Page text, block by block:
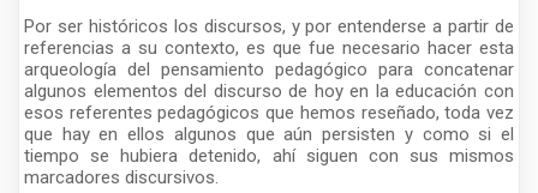
Por ser históricos los discursos, y por entenderse a partir de
referencias a su contexto, es que fue necesario hacer esta
arqueología del pensamiento pedagógico para concatenar
algunos elementos del discurso de hoy en la educación con
esos referentes pedagógicos que hemos reseñado, toda vez
que hay en ellos algunos que aún persisten y como si el
tiempo se hubiera detenido, ahí siguen con sus mismos
marcadores discursivos.